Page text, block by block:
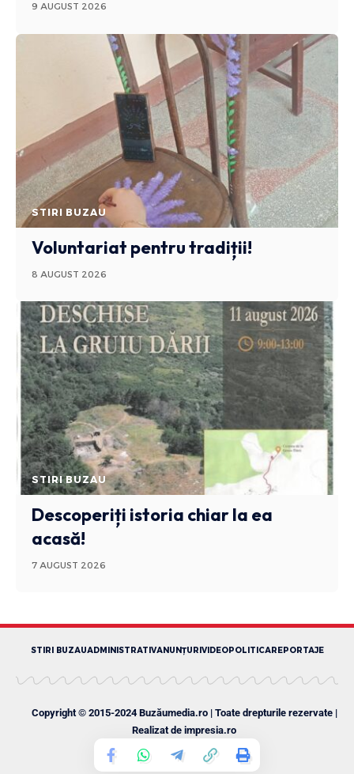
9 AUGUST 2026
STIRI BUZAU
Voluntariat pentru tradiții!
8 AUGUST 2026
STIRI BUZAU
Descoperiți istoria chiar la ea
acasă!
7 AUGUST 2026
STIRI BUZAUADMINISTRATIVANUNȚURI VIDEOPOLITICAREPORTAJE
Copyright © 2015-2024 Buzăumedia.ro | Toate drepturile rezervate |
Realizat de impresia.ro